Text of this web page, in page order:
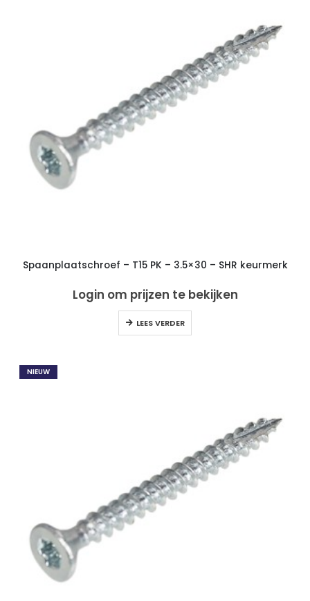
Spaanplaatschroef – T15 PK – 3.5×30 – SHR keurmerk
Login om prijzen te bekijken
LEES VERDER
NIEUW